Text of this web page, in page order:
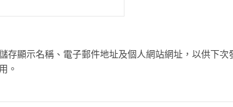
存顯示名稱、電子郵件地址及個人網站網址，以供下次
。